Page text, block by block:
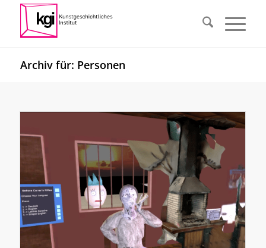
Archiv für: Personen